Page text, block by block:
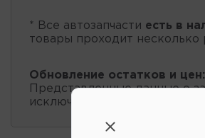
* Все автозапчасти есть в
товары проходит несколько
Обновление остатков и цен:
Представленные данные о
исключительно